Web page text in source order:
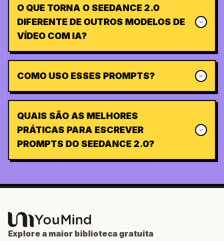
O QUE TORNA O SEEDANCE 2.0
DIFERENTE DE OUTROS MODELOS DE
VÍDEO COM IA?
COMO USO ESSES PROMPTS?
QUAIS SÃO AS MELHORES
PRÁTICAS PARA ESCREVER
PROMPTS DO SEEDANCE 2.0?
Explore a maior biblioteca gratuita